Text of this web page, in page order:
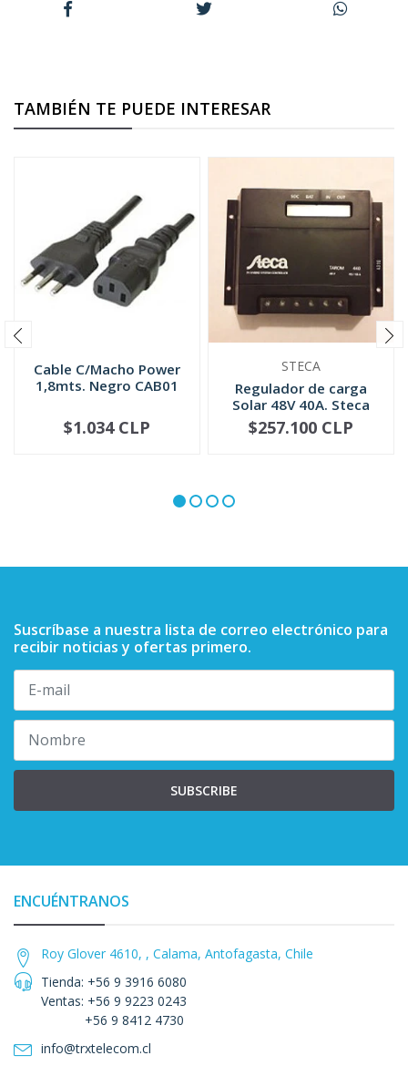
TAMBIÉN TE PUEDE INTERESAR
Cable C/Macho Power
1,8mts. Negro CAB01
+
$1.034 CLP
STECA
Regulador de carga
Solar 48V 40A. Steca
Tarom 440
+
$257.100 CLP
Suscríbase a nuestra lista de correo electrónico para
recibir noticias y ofertas primero.
SUBSCRIBE
ENCUÉNTRANOS
Roy Glover 4610, , Calama, Antofagasta, Chile
Tienda: +56 9 3916 6080
Ventas: +56 9 9223 0243
+56 9 8412 4730
info@trxtelecom.cl